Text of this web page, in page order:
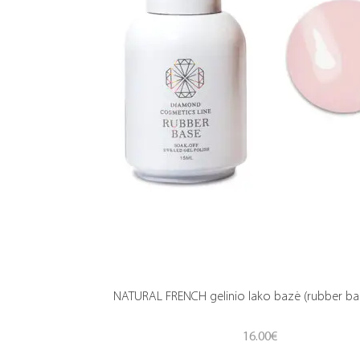
NATURAL FRENCH gelinio lako bazė (rubber
16.00€